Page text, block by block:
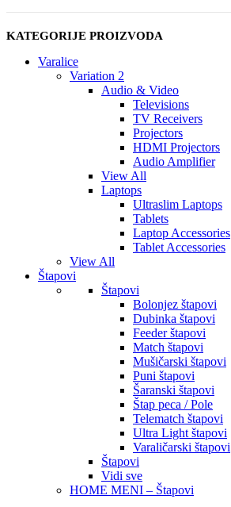
KATEGORIJE PROIZVODA
Varalice
Variation 2
Audio & Video
Televisions
TV Receivers
Projectors
HDMI Projectors
Audio Amplifier
View All
Laptops
Ultraslim Laptops
Tablets
Laptop Accessories
Tablet Accessories
View All
Štapovi
Štapovi
Bolonjez štapovi
Dubinka štapovi
Feeder štapovi
Match štapovi
Mušičarski štapovi
Puni štapovi
Šaranski štapovi
Štap peca / Pole
Telematch štapovi
Ultra Light štapovi
Varaličarski štapovi
Štapovi
Vidi sve
HOME MENI – Štapovi